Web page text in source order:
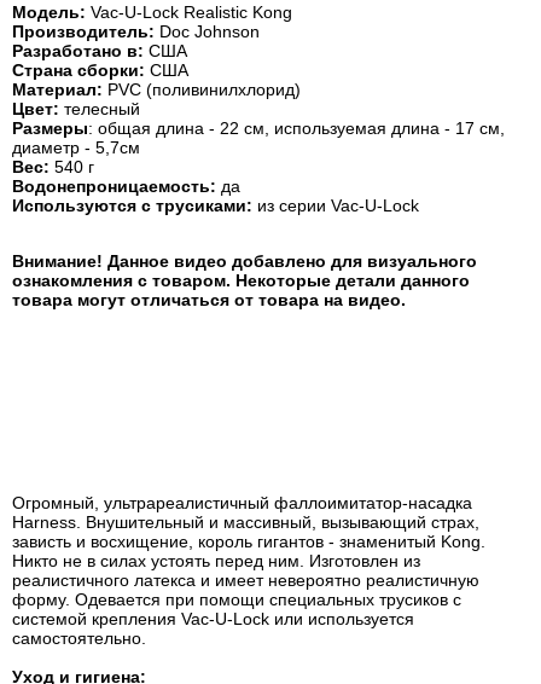
Модель: Vac-U-Lock Realistic Kong
Производитель: Doc Johnson
Разработано в: США
Страна сборки: США
Материал: PVC (поливинилхлорид)
Цвет: телесный
Размеры: общая длина - 22 см, используемая длина - 17 см,
диаметр - 5,7см
Вес: 540 г
Водонепроницаемость: да
Используются с трусиками: из серии Vac-U-Lock
Внимание! Данное видео добавлено для визуального
ознакомления с товаром. Некоторые детали данного
товара могут отличаться от товара на видео.
Огромный, ультрареалистичный фаллоимитатор-насадка
Harness. Внушительный и массивный, вызывающий страх,
зависть и восхищение, король гигантов - знаменитый Kong.
Никто не в силах устоять перед ним. Изготовлен из
реалистичного латекса и имеет невероятно реалистичную
форму. Одевается при помощи специальных трусиков с
системой крепления Vac-U-Lock или используется
самостоятельно.
Уход и гигиена: